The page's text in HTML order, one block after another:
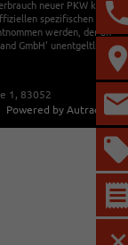
neuer PKW können
spezifischen CO
2-
werden, der an
GmbH' unentgeltlich
1 , 83052
Powered by Autrado